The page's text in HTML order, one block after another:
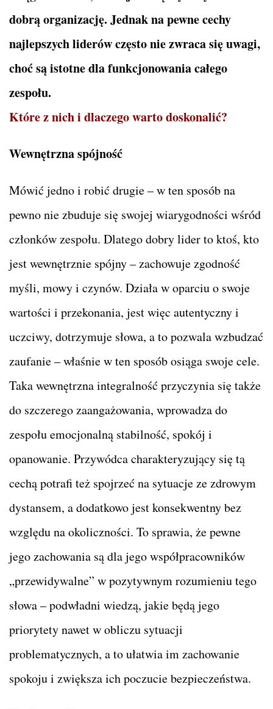
dobrą organizację. Jednak na pewne cechy
najlepszych liderów często nie zwraca się uwagi,
choć są istotne dla funkcjonowania całego
zespołu.
Które z nich i dlaczego warto doskonalić?
Wewnętrzna spójność
Mówić jedno i robić drugie – w ten sposób na
pewno nie zbuduje się swojej wiarygodności wśród
członków zespołu. Dlatego dobry lider to ktoś, kto
jest wewnętrznie spójny – zachowuje zgodność
myśli, mowy i czynów. Działa w oparciu o swoje
wartości i przekonania, jest więc autentyczny i
uczciwy, dotrzymuje słowa, a to pozwala wzbudzać
zaufanie – właśnie w ten sposób osiąga swoje cele.
Taka wewnętrzna integralność przyczynia się także
do szczerego zaangażowania, wprowadza do
zespołu emocjonalną stabilność, spokój i
opanowanie. Przywódca charakteryzujący się tą
cechą potrafi też spojrzeć na sytuacje ze zdrowym
dystansem, a dodatkowo jest konsekwentny bez
względu na okoliczności. To sprawia, że pewne
jego zachowania są dla jego współpracowników
„przewidywalne” w pozytywnym rozumieniu tego
słowa – podwładni wiedzą, jakie będą jego
priorytety nawet w obliczu sytuacji
problematycznych, a to ułatwia im zachowanie
spokoju i zwiększa ich poczucie bezpieczeństwa.